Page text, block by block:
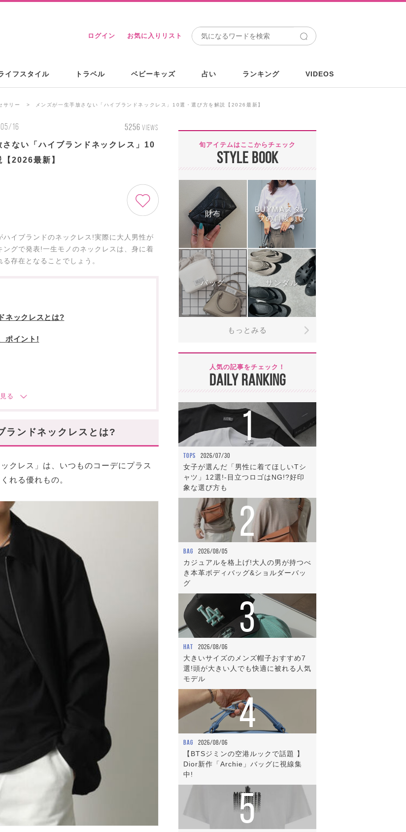
ログイン お気に入りリスト
イフスタイル トラベル ベビーキッズ 占い ランキング VIDEOS
サリー メンズが一生手放さない「ハイブランドネックレス」10選・選び方を解説【2026最新】
16 5256 VIEWS
さない「ハイブランドネックレス」10
2026最新】
ハイブランドのネックレス!実際に大人男性が
グで発表!一生モノのネックレスは、身に着
存在となることでしょう。
ネックレスとは?
ポイント!
クレス」TOP10
ランド10選!
ランドネックレス!
ランドネックレスとは?
クレス」は、いつものコーデにプラス
れる優れもの。
旬アイテムはここからチェック
STYLE BOOK
財布
BUYMAスタッ
フの自腹買い
バッグ サンダル
もっとみる
人気の記事をチェック！
DAILY RANKING
1
TOPS 2026/07/30
女子が選んだ「男性に着てほしいTシ
ャツ」12選!-目立つロゴはNG!?好印
象な選び方も
2
BAG 2026/08/05
カジュアルを格上げ!大人の男が持つべ
き本革ボディバッグ&ショルダーバッ
グ
3
HAT 2026/08/06
大きいサイズのメンズ帽子おすすめ7
選!頭が大きい人でも快適に被れる人気
モデル
4
BAG 2026/08/06
【BTSジミンの空港ルックで話題 】
Dior新作「Archie」バッグに視線集
中!
5